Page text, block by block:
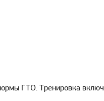
ГТО. Тренировка